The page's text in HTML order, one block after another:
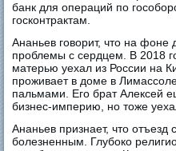
банк для операций по
госконтрактам.
Ананьев говорит, что на фоне
проблемы с сердцем. В 2018
матерью уехал из России на
проживает в доме в
пальмами. Его брат Алексей
бизнес-империю, но тоже
Ананьев признает, что
болезненным. Глубоко